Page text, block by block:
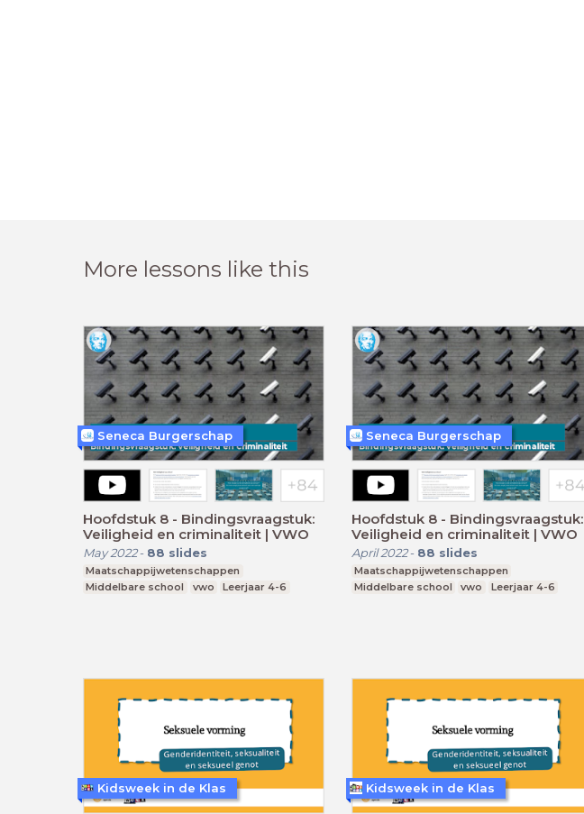
More lessons like this
Hoofdstuk 8 - Bindingsvraagstuk:
Veiligheid en criminaliteit | VWO
May 2022- 88 slides
Maatschappijwetenschappen
Middelbare school
vwo Leerjaar 4-6
Seneca Burgerschap
Hoofdstuk 8 - Bindingsvraagstuk:
Veiligheid en criminaliteit | VWO
April 2022- 88 slides
Maatschappijwetenschappen
Middelbare school
vwo Leerjaar 4-6
Seneca Burgerschap
Kidsweek in de Klas Kidsweek in de Klas